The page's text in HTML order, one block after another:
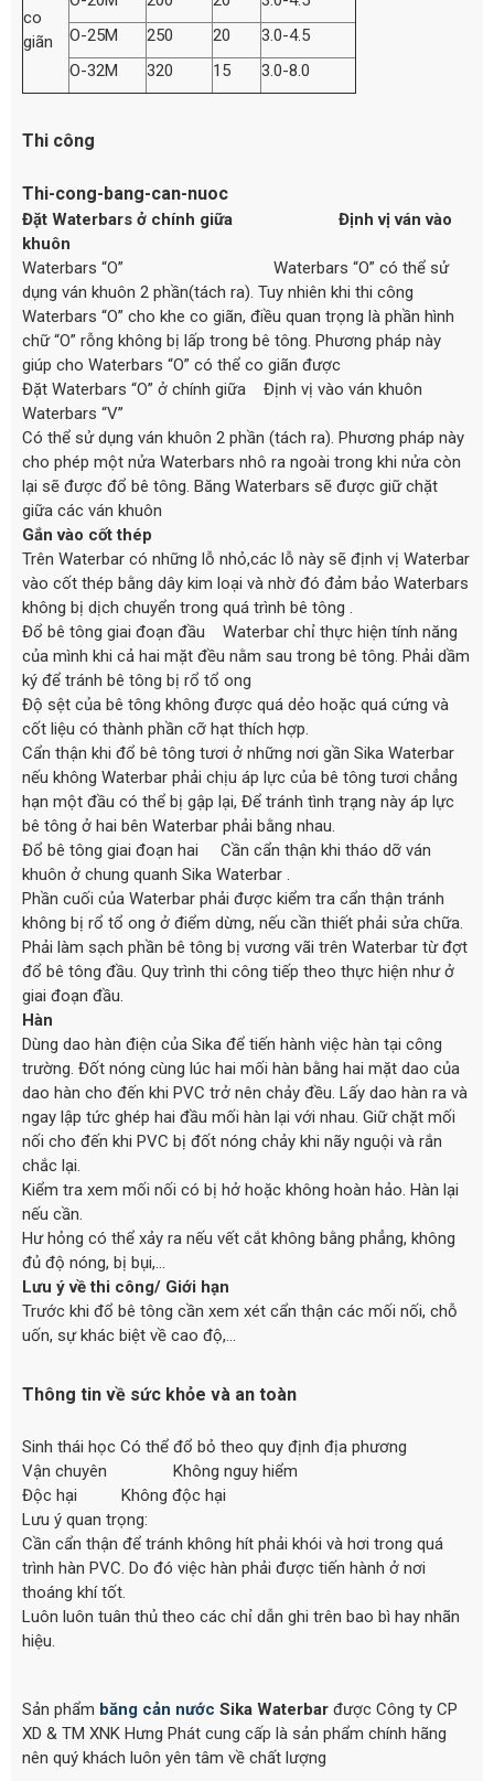
co
giãn
O-25M
250 20
3.0-4.5
O-32M
320 15 3.0-8.0
Thi công
Thi-cong-bang-can-nuoc
Đặt Waterbars ở chính giữa Định vị ván vào
khuôn
Waterbars “O” Waterbars “O” có thể sử
dụng ván khuôn 2 phần(tách ra). Tuy nhiên khi thi công
Waterbars “O” cho khe co giãn, điều quan trọng là phần hình
chữ “O” rỗng không bị lấp trong bê tông. Phương pháp này
giúp cho Waterbars “O” có thể co giãn được
Đặt Waterbars “O” ở chính giữa Định vị vào ván khuôn
Waterbars “V”
Có thể sử dụng ván khuôn 2 phần (tách ra). Phương pháp này
cho phép một nửa Waterbars nhô ra ngoài trong khi nửa còn
lại sẽ được đổ bê tông. Băng Waterbars sẽ được giữ chặt
giữa các ván khuôn
Gắn vào cốt thép
Trên Waterbar có những lỗ nhỏ,các lỗ này sẽ định vị Waterbar
vào cốt thép bằng dây kim loại và nhờ đó đảm bảo Waterbars
không bị dịch chuyển trong quá trình bê tông .
Đổ bê tông giai đoạn đầu Waterbar chỉ thực hiện tính năng
của mình khi cả hai mặt đều nằm sau trong bê tông. Phải dầm
ký để tránh bê tông bị rổ tổ ong
Độ sệt của bê tông không được quá dẻo hoặc quá cứng và
cốt liệu có thành phần cỡ hạt thích hợp.
Cẩn thận khi đổ bê tông tươi ở những nơi gần Sika Waterbar
nếu không Waterbar phải chịu áp lực của bê tông tươi chẳng
hạn một đầu có thể bị gập lại, Để tránh tình trạng này áp lực
bê tông ở hai bên Waterbar phải bằng nhau.
Đổ bê tông giai đoạn hai Cần cẩn thận khi tháo dỡ ván
khuôn ở chung quanh Sika Waterbar .
Phần cuối của Waterbar phải được kiểm tra cẩn thận tránh
không bị rổ tổ ong ở điểm dừng, nếu cần thiết phải sửa chữa.
Phải làm sạch phần bê tông bị vương vãi trên Waterbar từ đợt
đổ bê tông đầu. Quy trình thi công tiếp theo thực hiện như ở
giai đoạn đầu.
Hàn
Dùng dao hàn điện của Sika để tiến hành việc hàn tại công
trường. Đốt nóng cùng lúc hai mối hàn bằng hai mặt dao của
dao hàn cho đến khi PVC trở nên chảy đều. Lấy dao hàn ra và
ngay lập tức ghép hai đầu mối hàn lại với nhau. Giữ chặt mối
nối cho đến khi PVC bị đốt nóng chảy khi nãy nguội và rắn
chắc lại.
Kiểm tra xem mối nối có bị hở hoặc không hoàn hảo. Hàn lại
nếu cần.
Hư hỏng có thể xảy ra nếu vết cắt không bằng phẳng, không
đủ độ nóng, bị bụi,…
Lưu ý về thi công/ Giới hạn
Trước khi đổ bê tông cần xem xét cẩn thận các mối nối, chỗ
uốn, sự khác biệt về cao độ,…
Thông tin về sức khỏe và an toàn
Sinh thái học Có thể đổ bỏ theo quy định địa phương
Vận chuyên Không nguy hiểm
Độc hại Không độc hại
Lưu ý quan trọng:
Cần cẩn thận để tránh không hít phải khói và hơi trong quá
trình hàn PVC. Do đó việc hàn phải được tiến hành ở nơi
thoáng khí tốt.
Luôn luôn tuân thủ theo các chỉ dẫn ghi trên bao bì hay nhãn
hiệu.
Sản phẩm băng cản nước Sika Waterbar được Công ty CP
XD & TM XNK Hưng Phát cung cấp là sản phẩm chính hãng
nên quý khách luôn yên tâm về chất lượng